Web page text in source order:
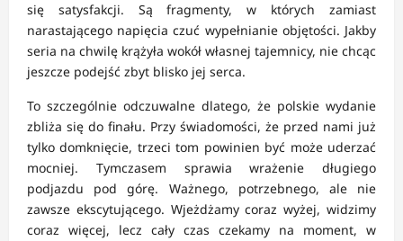
się satysfakcji. Są fragmenty, w których zamiast
narastającego napięcia czuć wypełnianie objętości. Jakby
seria na chwilę krążyła wokół własnej tajemnicy, nie chcąc
jeszcze podejść zbyt blisko jej serca.
To szczególnie odczuwalne dlatego, że polskie wydanie
zbliża się do finału. Przy świadomości, że przed nami już
tylko domknięcie, trzeci tom powinien być może uderzać
mocniej. Tymczasem sprawia wrażenie długiego
podjazdu pod górę. Ważnego, potrzebnego, ale nie
zawsze ekscytującego. Wjeżdżamy coraz wyżej, widzimy
coraz więcej, lecz cały czas czekamy na moment, w